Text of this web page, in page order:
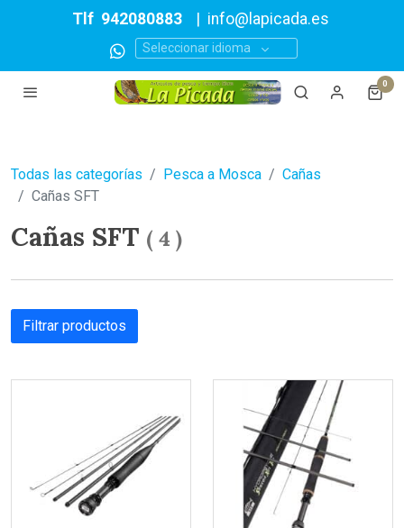
Tlf 942080883 info@lapicada.es
Seleccionar idioma
0
Todas las categorías Pesca a Mosca
Cañas
Cañas SFT
Cañas SFT ( 4 )
Filtrar productos